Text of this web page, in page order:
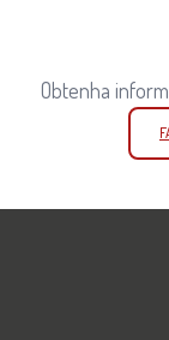
Obtenha